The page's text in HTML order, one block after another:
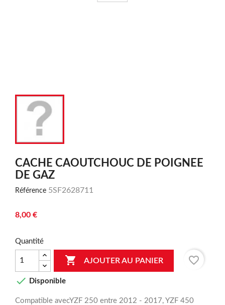
CACHE CAOUTCHOUC DE POIGNEE
DE GAZ
Référence 5SF2628711
8,00 €
Quantité
 AJOUTER AU PANIER
favorite_border

Disponible
Compatible avecYZF 250 entre 2012 - 2017, YZF 450